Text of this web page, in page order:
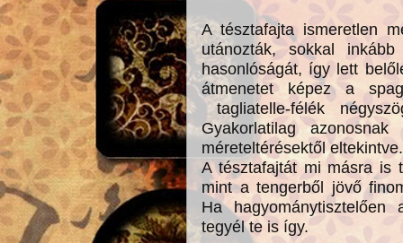
A tésztafajta ismeretlen
utánozták, sokkal
hasonlóságát, így lett
átmenetet képez a
tagliatelle-félék
Gyakorlatilag
méreteltérésektől eltekintve.
A tésztafajtát mi másra is
mint a tengerből jövő
Ha
tegyél te is így.